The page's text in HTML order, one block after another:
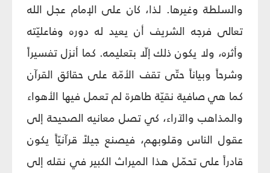
والسلطة وغيرها. لذا، كان على الإمام عجل الله
تعالى فرجه الشريف أن يعيد له دوره وفاعليّته
وأثره، ولا يكون ذلك إلّا بتعليمه. كما أنزل تفسيراً
وشرحاً وبياناً حتّى تقف الأمّة على حقائق القرآن
كما هي صافية نقيّة طاهرة لم تعمل فيها الأهواء
والمذاهب والآراء، كي تصل معانيه الصحيحة إلى
عقول الناس وقلوبهم، فيصنع جيلاً قرآنيّاً يكون
قادراً على تحمّل هذا الميراث الكبير في نقله إلى